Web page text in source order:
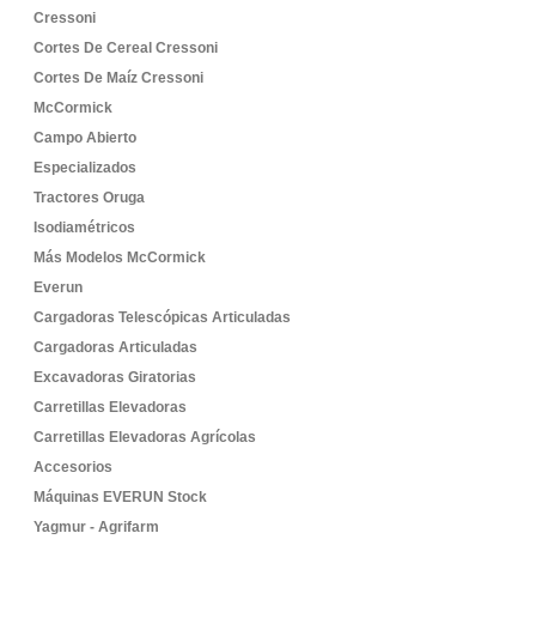
Cressoni
Cortes De Cereal Cressoni
Cortes De Maíz Cressoni
McCormick
Campo Abierto
Especializados
Tractores Oruga
Isodiamétricos
Más Modelos McCormick
Everun
Cargadoras Telescópicas Articuladas
Cargadoras Articuladas
Excavadoras Giratorias
Carretillas Elevadoras
Carretillas Elevadoras Agrícolas
Accesorios
Máquinas EVERUN Stock
Yagmur - Agrifarm